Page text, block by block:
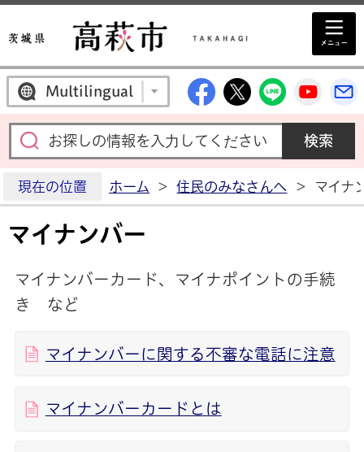
Multilingual 高萩市公式
高萩市公式X
高萩市
高
現在の位置 ホーム > 住民のみなさんへ > マイナ
マイナンバー
マイナンバーカード、マイナポイントの手続
き など
マイナンバーに関する不審な電話に注意
マイナンバーカードとは